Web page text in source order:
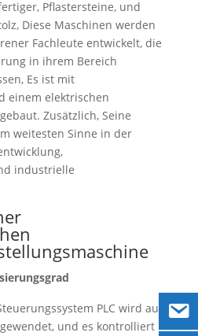
Pflastersteine, und
Diese Maschinen werden
Fachleute entwickelt, die
in ihrem Bereich
Es ist mit
einem elektrischen
Zusätzlich, Seine
weitesten Sinne in der
industrielle
PLC wird auf
und es kontrolliert